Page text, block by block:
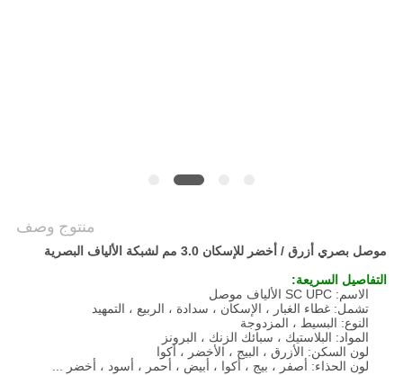
منتوج وصف
موصل بصري أزرق / أخضر للإسكان 3.0 مم لشبكة الألياف البصرية
التفاصيل السريعة:
الاسم: SC UPC الألياف موصل
تشمل: غطاء الغبار ، الإسكان ، سدادة ، الربيع ، التمهيد
النوع: البسيط ، المزدوجة
المواد: البلاستيك ، سبائك الزنك ، البرونز
لون السكن: الأزرق ، البيج ، الأخضر ، أكوا
لون الحذاء: أصفر ، بيج ، أكوا ، أبيض ، أحمر ، أسود ، أخضر ...